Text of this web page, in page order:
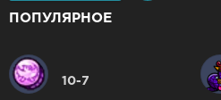
ПОПУЛЯРНОЕ
10-7